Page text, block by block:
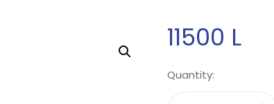
11500 L
Quantity: